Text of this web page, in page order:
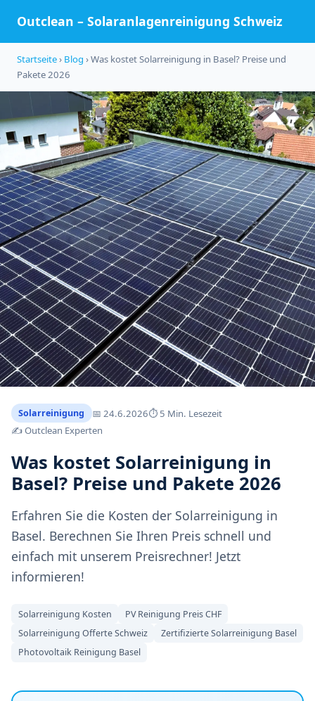
Outclean – Solaranlagenreinigung Schweiz
Startseite› Blog › Was kostet Solarreinigung in Basel? Preise und
Pakete 2026
Solarreinigung 📅 24.6.2026⏱ 5 Min. Lesezeit
✍️ Outclean Experten
Was kostet Solarreinigung in
Basel? Preise und Pakete 2026
Erfahren Sie die Kosten der Solarreinigung in
Basel. Berechnen Sie Ihren Preis schnell und
einfach mit unserem Preisrechner! Jetzt
informieren!
Solarreinigung Kosten
PV Reinigung Preis CHF
Solarreinigung Offerte Schweiz
Zertifizierte Solarreinigung Basel
Photovoltaik Reinigung Basel